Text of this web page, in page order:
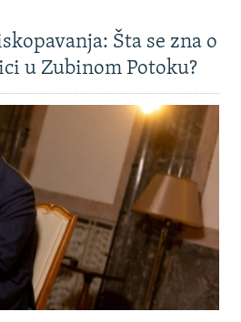
Šta se zna o
u Zubinom Potoku?